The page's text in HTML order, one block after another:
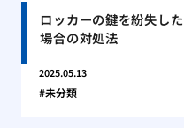
ロッカーの鍵を紛失した
場合の対処法
2025.05.13
未分類